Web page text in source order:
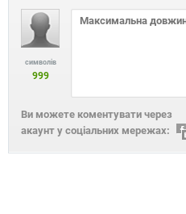
символів
999
Ви можете коментувати через
акаунт у соціальних мережах: